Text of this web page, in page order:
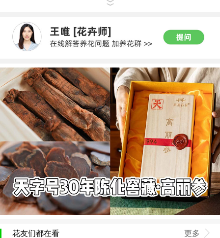
花友们都在看 更多